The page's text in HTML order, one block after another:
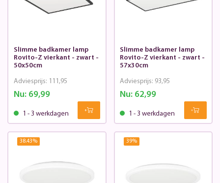
Slimme badkamer lamp
Rovito-Z vierkant - zwart -
50x50cm
Nu:69,99
Adviesprijs: 111,95
1 - 3 werkdagen
Slimme badkamer lamp
Rovito-Z vierkant - zwart -
57x30cm
Nu: 62,99
Adviesprijs: 93,95
1 - 3 werkdagen
38.43% 39%